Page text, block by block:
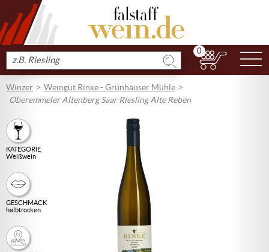
Produkt
suchen
0
Winzer
Weingut Rinke - Grünhäuser Mühle
Oberemmeler Altenberg Saar Riesling Alte Reben
KATEGORIE
Weißwein
GESCHMACK
halbtrocken